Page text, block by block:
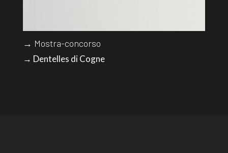
→ Mostra-concorso
→ Dentelles di Cogne